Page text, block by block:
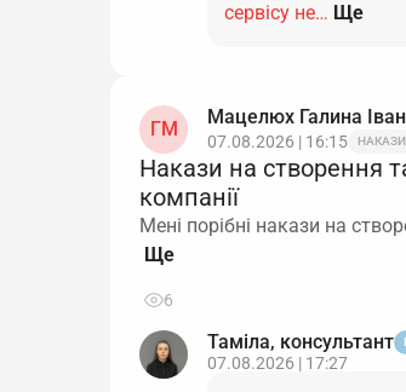
сервісу не… Ще
ГМ
Мацелюх Галина
07.08.2026 | 16:15 НАКАЗИ
Накази на створення
компанії
Мені порібні накази на
6
Таміла, консультант
07.08.2026 | 17:27